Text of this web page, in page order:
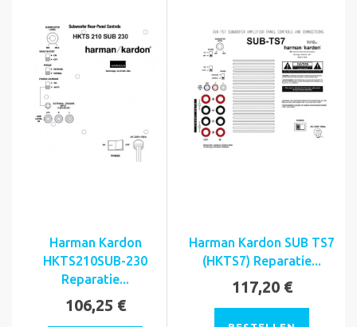
Harman Kardon
HKTS210SUB-230
Reparatie...
106,25 €
Harman Kardon SUB TS7
(HKTS7) Reparatie...
117,20 €